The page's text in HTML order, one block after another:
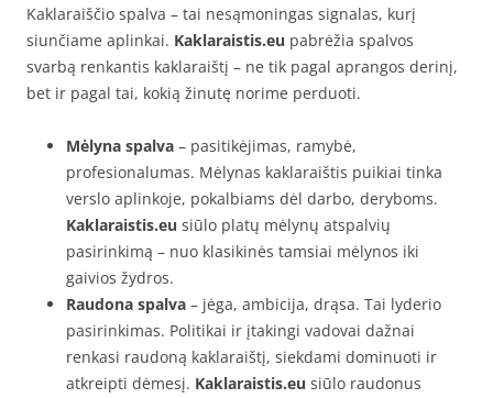
Kaklaraiščio spalva – tai nesąmoningas signalas, kurį
siunčiame aplinkai. Kaklaraistis.eu pabrėžia spalvos
svarbą renkantis kaklaraištį – ne tik pagal aprangos derinį,
bet ir pagal tai, kokią žinutę norime perduoti.
Mėlyna spalva – pasitikėjimas, ramybė,
profesionalumas. Mėlynas kaklaraištis puikiai tinka
verslo aplinkoje, pokalbiams dėl darbo, deryboms.
Kaklaraistis.eu siūlo platų mėlynų atspalvių
pasirinkimą – nuo klasikinės tamsiai mėlynos iki
gaivios žydros.
Raudona spalva – jėga, ambicija, drąsa. Tai lyderio
pasirinkimas. Politikai ir įtakingi vadovai dažnai
renkasi raudoną kaklaraištį, siekdami dominuoti ir
atkreipti dėmesį. Kaklaraistis.eu siūlo raudonus